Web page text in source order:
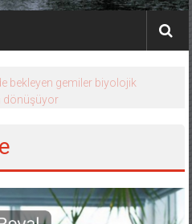
bekleyen gemiler biyolojik
dönüşüyor